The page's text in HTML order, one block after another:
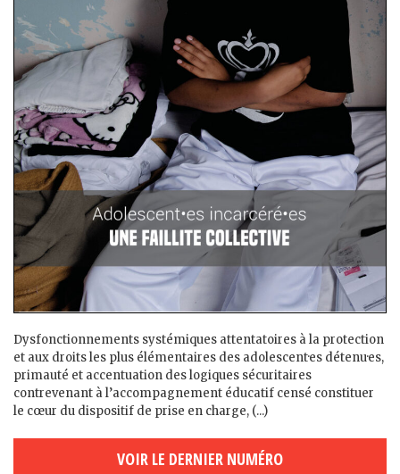
Dysfonctionnements systémiques attentatoires à la protection
et aux droits les plus élémentaires des adolescent·es détenu·es,
primauté et accentuation des logiques sécuritaires
contrevenant à l’accompagnement éducatif censé constituer
le cœur du dispositif de prise en charge, (...)
VOIR LE DERNIER NUMÉRO